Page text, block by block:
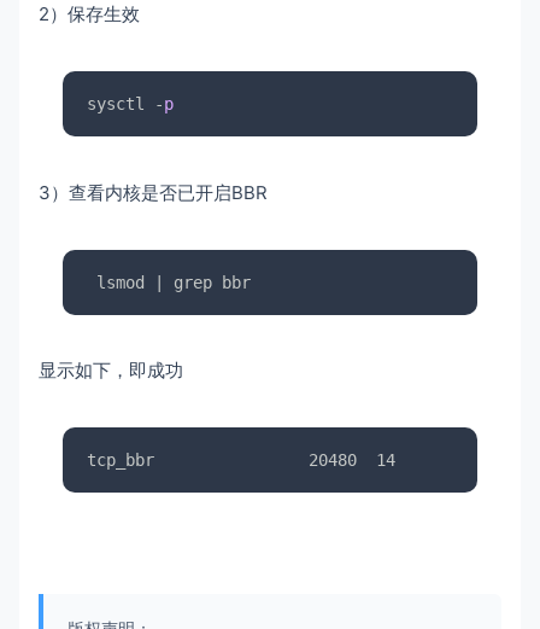
2）保存生效
sysctl -p
3）查看内核是否已开启BBR
lsmod | grep bbr
显示如下，即成功
tcp_bbr                20480  14